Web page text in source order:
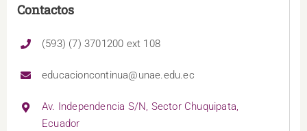
Contactos
(593) (7) 3701200 ext 108
educacioncontinua@unae.edu.ec
Av. Independencia S/N, Sector Chuquipata,
Ecuador